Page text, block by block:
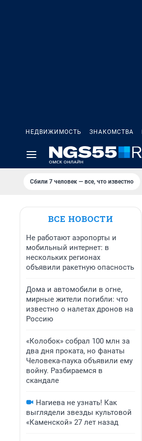
НЕДВИЖИМОСТЬ ЗНАКОМСТВА
Сбили 7 человек — все, что известно
ВСЕ НОВОСТИ
Не работают аэропорты и
мобильный интернет: в
нескольких регионах
объявили ракетную опасность
Дома и автомобили в огне,
мирные жители погибли: что
известно о налетах дронов на
Россию
«Колобок» собрал 100 млн за
два дня проката, но фанаты
Человека-паука объявили ему
войну. Разбираемся в
скандале
Нагиева не узнать! Как
выглядели звезды культовой
«Каменской» 27 лет назад